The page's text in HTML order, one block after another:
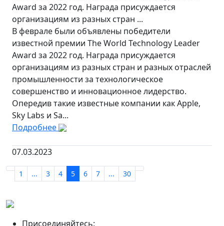
Award за 2022 год. Награда присуждается
организациям из разных стран ...
В феврале были объявлены победители
известной премии The World Technology Leader
Award за 2022 год. Награда присуждается
организациям из разных стран и разных отраслей
промышленности за технологическое
совершенство и инновационное лидерство.
Опередив такие известные компании как Apple,
Sky Labs и Sa...
Подробнее
07.03.2023
1 ... 3 4 5 6 7 ... 30
Присоединяйтесь: